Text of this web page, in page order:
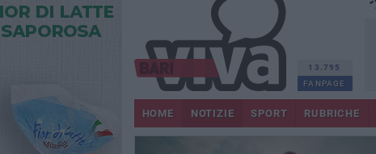
13.795
FANPAGE
HOME NOTIZIE SPORT RUBRICHE